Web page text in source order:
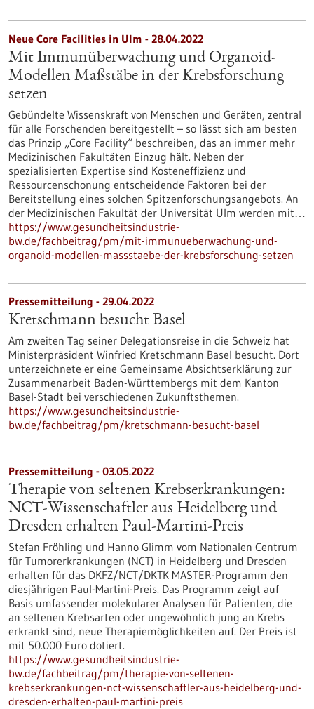
Neue Core Facilities in Ulm - 28.04.2022
Mit Immunüberwachung und Organoid-
Modellen Maßstäbe in der Krebsforschung
setzen
Gebündelte Wissenskraft von Menschen und Geräten, zentral
für alle Forschenden bereitgestellt – so lässt sich am besten
das Prinzip „Core Facility“ beschreiben, das an immer mehr
Medizinischen Fakultäten Einzug hält. Neben der
spezialisierten Expertise sind Kosteneffizienz und
Ressourcenschonung entscheidende Faktoren bei der
Bereitstellung eines solchen Spitzenforschungsangebots. An
der Medizinischen Fakultät der Universität Ulm werden mit…
https://www.gesundheitsindustrie-
bw.de/fachbeitrag/pm/mit-immunueberwachung-und-
organoid-modellen-massstaebe-der-krebsforschung-setzen
Pressemitteilung - 29.04.2022
Kretschmann besucht Basel
Am zweiten Tag seiner Delegationsreise in die Schweiz hat
Ministerpräsident Winfried Kretschmann Basel besucht. Dort
unterzeichnete er eine Gemeinsame Absichtserklärung zur
Zusammenarbeit Baden-Württembergs mit dem Kanton
Basel-Stadt bei verschiedenen Zukunftsthemen.
https://www.gesundheitsindustrie-
bw.de/fachbeitrag/pm/kretschmann-besucht-basel
Pressemitteilung - 03.05.2022
Therapie von seltenen Krebserkrankungen:
NCT-Wissenschaftler aus Heidelberg und
Dresden erhalten Paul-Martini-Preis
Stefan Fröhling und Hanno Glimm vom Nationalen Centrum
für Tumorerkrankungen (NCT) in Heidelberg und Dresden
erhalten für das DKFZ/NCT/DKTK MASTER-Programm den
diesjährigen Paul-Martini-Preis. Das Programm zeigt auf
Basis umfassender molekularer Analysen für Patienten, die
an seltenen Krebsarten oder ungewöhnlich jung an Krebs
erkrankt sind, neue Therapiemöglichkeiten auf. Der Preis ist
mit 50.000 Euro dotiert.
https://www.gesundheitsindustrie-
bw.de/fachbeitrag/pm/therapie-von-seltenen-
krebserkrankungen-nct-wissenschaftler-aus-heidelberg-und-
dresden-erhalten-paul-martini-preis